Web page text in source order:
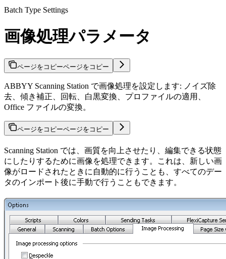
Batch Type Settings
画像処理パラメータ
ページをコピーページをコピー
ABBYY Scanning Station で画像処理を設定します: ノイズ除
去、傾き補正、回転、白黒変換、プロファイルの適用、
Office ファイルの変換。
ページをコピーページをコピー
Scanning Station では、画質を向上させたり、編集できる状態
にしたりするために画像を処理できます。これは、新しい画
像がロードされたときに自動的に行うことも、すべてのデー
タのインポート後に手動で行うこともできます。